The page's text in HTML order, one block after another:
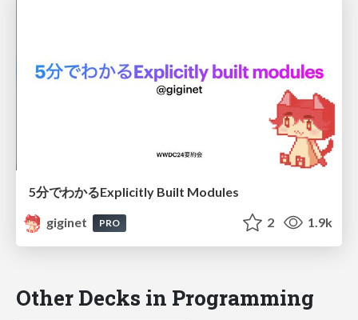
5分でわかるExplicitly Built Modules
giginet
PRO 2 1.9k
Other Decks in Programming